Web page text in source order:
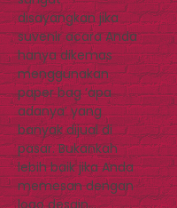
disayangkan jika
suvenir acara Anda
hanya dikemas
menggunakan
paper bag ‘apa
adanya’ yang
banyak dijual di
pasar. Bukankah
lebih baik jika Anda
memesan dengan
logo desain…